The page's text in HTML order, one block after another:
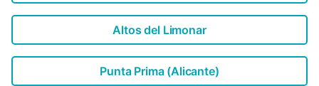
Altos del Limonar
Punta Prima (Alicante)